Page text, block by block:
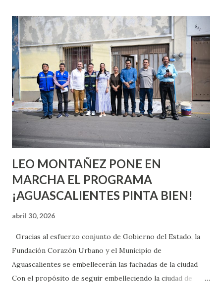
conoces ni la mitad de lo que deberías saber. Pero incluso
quienes ya han tenido relaciones sexuales no son expertos
o expertas en el tema. Siempre hay algo nuevo que
aprender y nuevas experiencias que conocer. Si eres una
chica y aún no has tenido relaciones sexuales, tal vez
pienses que el sexo será increíble y no puedas esperar para
experimentarlo, pero como cualquier persona con
experiencia te dirá, siempre es mejor cuando ambas partes
son suficientemen...
LEO MONTAÑEZ PONE EN
MARCHA EL PROGRAMA
¡AGUASCALIENTES PINTA BIEN!
abril 30, 2026
Gracias al esfuerzo conjunto de Gobierno del Estado, la
Fundación Corazón Urbano y el Municipio de
Aguascalientes se embellecerán las fachadas de la ciudad
Con el propósito de seguir embelleciendo la ciudad de